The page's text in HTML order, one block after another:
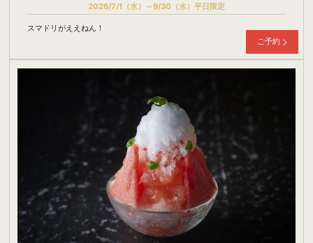
2026/7/1（水）～9/30（水）平日限定
スマドリがええねん！
ご予約